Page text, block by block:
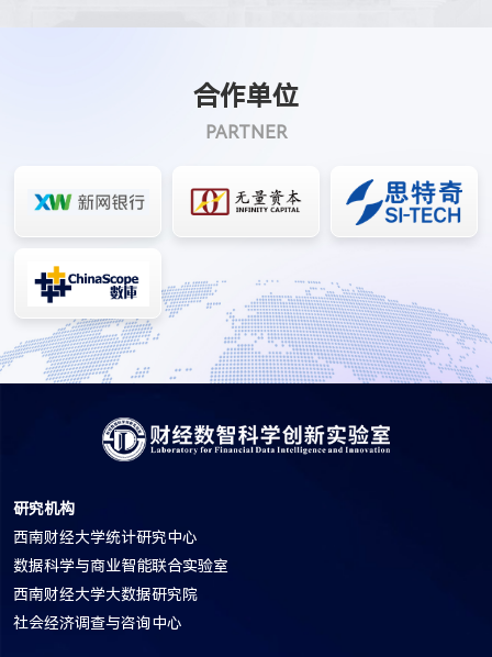
合作单位
PARTNER
研究机构
西南财经大学统计研究中心
数据科学与商业智能联合实验室
西南财经大学大数据研究院
社会经济调查与咨询中心